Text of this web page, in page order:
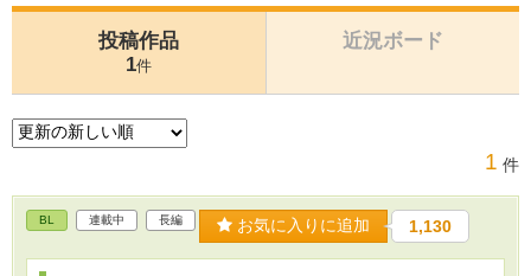
投稿作品
1件
近況ボード
1 件
BL 連載中 長編 お気に入りに追加 1,130